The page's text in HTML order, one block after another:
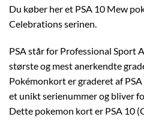
Du køber her et PSA 10 Mew
Celebrations serinen.
PSA står for Professional Sport
største og mest anerkendte
Pokémonkort er graderet af
et unikt serienummer og bliver
Dette pokemon kort er PSA 10